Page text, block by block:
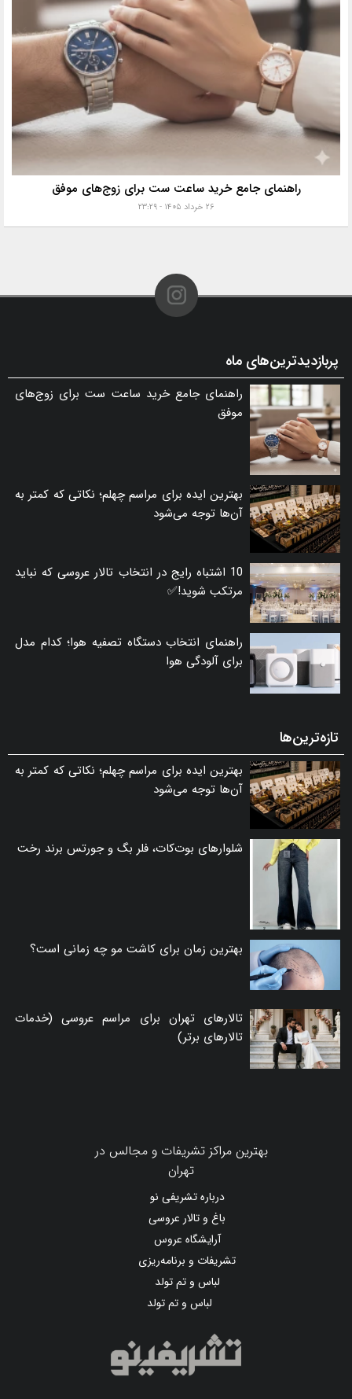
راهنمای جامع خرید ساعت ست برای زوج‌های موفق
۲۶ خرداد ۱۴۰۵ - ۲۳:۲۹
پربازدیدترین‌های ماه
راهنمای جامع خرید ساعت ست برای زوج‌های
موفق
بهترین ایده برای مراسم چهلم؛ نکاتی که کمتر به
آن‌ها توجه می‌شود
10 اشتباه رایج در انتخاب تالار عروسی که نباید
مرتکب شوید!✅
راهنمای انتخاب دستگاه تصفیه هوا؛ کدام مدل
برای آلودگی هوا
تازه‌ترین‌ها
بهترین ایده برای مراسم چهلم؛ نکاتی که کمتر به
آن‌ها توجه می‌شود
شلوارهای بوت‌کات، فلر بگ و جورتس برند رخت
بهترین زمان برای کاشت مو چه زمانی است؟
تالارهای تهران برای مراسم عروسی (خدمات
تالارهای برتر)
بهترین مراکز تشریفات و مجالس در
تهران
درباره تشریفی نو
باغ و تالار عروسی
آرایشگاه عروس
تشریفات و برنامه‌ریزی
لباس و تم تولد
لباس و تم تولد